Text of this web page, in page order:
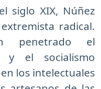
siglo XIX, Núñez
radical.
penetrado el
y el socialismo
los intelectuales